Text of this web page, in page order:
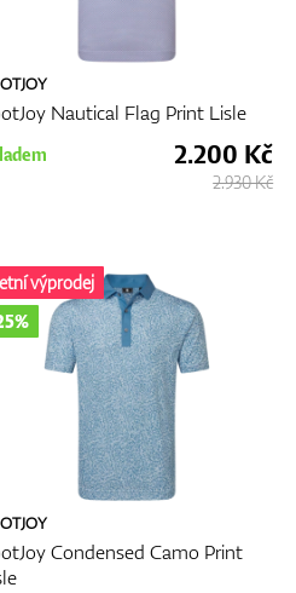
Nautical Flag Print Lisle
2.200 Kč
2.930 Kč
Condensed Camo Print
výprodej